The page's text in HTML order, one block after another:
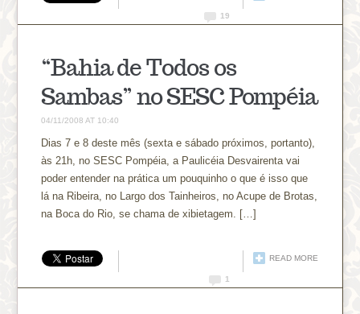
19
“Bahia de Todos os
Sambas” no SESC Pompéia
04/11/2008 AT 10:40
Dias 7 e 8 deste mês (sexta e sábado próximos, portanto),
às 21h, no SESC Pompéia, a Paulicéia Desvairenta vai
poder entender na prática um pouquinho o que é isso que
lá na Ribeira, no Largo dos Tainheiros, no Acupe de Brotas,
na Boca do Rio, se chama de xibietagem. […]
READ MORE
1